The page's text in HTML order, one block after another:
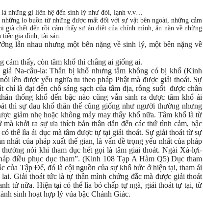
là những gì liên hệ đến sinh lý như đói, lạnh v.v…
lo buồn từ những được mất đối với sự vật bên ngoài, những cảm
già chết đến rồi cảm thấy sự ảo diệt của chính mình, ăn năn về những
tiếc gia đình, tài sản.
lẫn nhau nhưng một bên nặng về sinh lý, một bên nặng về
cảm thấy, còn tâm khổ thì chẳng ai giống ai.
Na-câu-la: Thân bị khổ nhưng tâm không có bị khổ (Kinh
lên được yếu nghĩa tu theo pháp Phật mà được giải thoát. Sự
là đạt đến chỗ sáng sạch của tâm địa, rỗng suốt được chân
thống khổ đến bậc nào cũng vẫn sinh ra được tâm khổ ái
thì sự đau khổ thân thể cũng giống như người thường nhưng
giảm nhẹ hoặc không mảy may thấy khổ nữa. Tâm khổ là từ
mà khởi ra sự ưa thích bản thân dẫn đến các thứ tình cảm, bậc
thể lìa ái dục mà tâm được tự tại giải thoát. Sự giải thoát từ sự
nhất của pháp xuất thế gian, là vấn đề trọng yếu nhất của pháp
nói khi tham dục hết gọi là tâm giải thoát. Ngài Xá-lợi-
điều phục dục tham”. (Kinh 108 Tạp A Hàm Q5) Dục tham
của Tập Đế, đó là cội nguồn của sự khổ bức ở hiện tại, tham ái
Giải thoát tức là tự thân mình chứng đắc mà được giải thoát
tử nữa. Hiện tại có thể lìa bỏ chấp tự ngã, giải thoát tự tại, từ
sinh hoạt hợp lý vủa bậc Chánh Giác.